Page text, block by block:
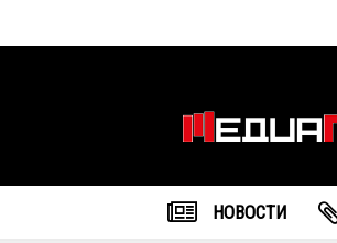
НОВОСТИ